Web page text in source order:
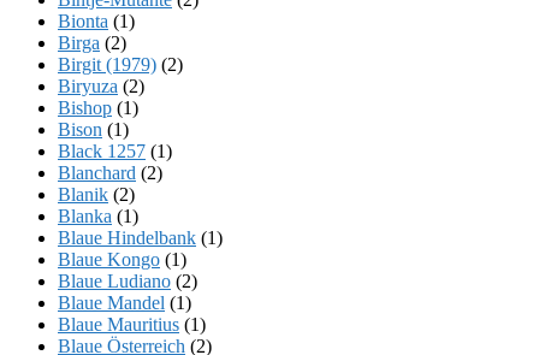
Bionta (1)
Birga (2)
Birgit (1979) (2)
Biryuza (2)
Bishop (1)
Bison (1)
Black 1257 (1)
Blanchard (2)
Blanik (2)
Blanka (1)
Blaue Hindelbank (1)
Blaue Kongo (1)
Blaue Ludiano (2)
Blaue Mandel (1)
Blaue Mauritius (1)
Blaue Österreich (2)